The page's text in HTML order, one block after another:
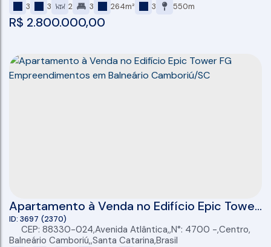
R$ 2.800.000,00
3 3 2 3 264m² 3 550m
Apartamento à Venda no Edifício Epic Tower
FG Empreendimentos em Balneário
Camboriú/SC
3697 (2370)
CEP: 88330-024,Avenida Atlântica ,N°: 4700 ,Centro,
Balneário Camboriú ,Santa Catarina,Brasil